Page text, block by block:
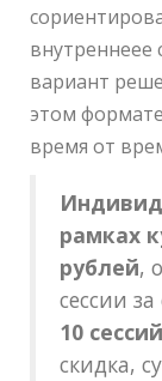
внутреннеее
вариант
этом
время от
рамках
рублей,
сессии
10
скидка,